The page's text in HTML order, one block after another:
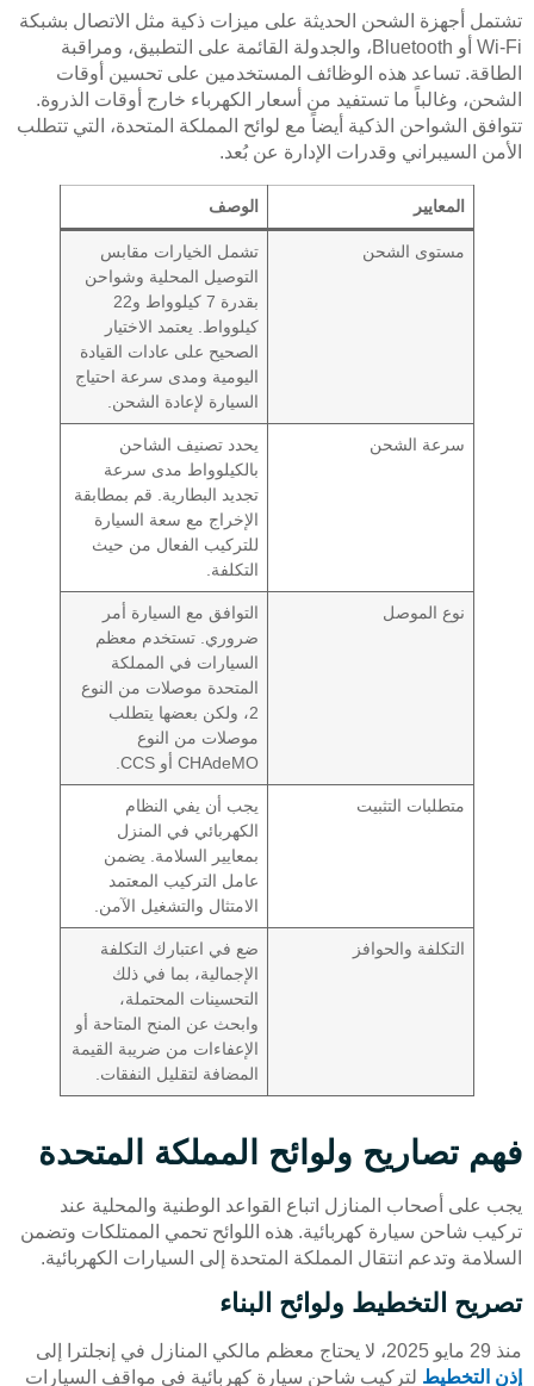
تشتمل أجهزة الشحن الحديثة على ميزات ذكية مثل الاتصال بشبكة
Wi-Fi أو Bluetooth، والجدولة القائمة على التطبيق، ومراقبة
الطاقة. تساعد هذه الوظائف المستخدمين على تحسين أوقات
الشحن، وغالباً ما تستفيد من أسعار الكهرباء خارج أوقات الذروة.
تتوافق الشواحن الذكية أيضاً مع لوائح المملكة المتحدة، التي تتطلب
الأمن السيبراني وقدرات الإدارة عن بُعد.
المعايير الوصف
مستوى الشحن
تشمل الخيارات مقابس
التوصيل المحلية وشواحن
بقدرة 7 كيلوواط و22
كيلوواط. يعتمد الاختيار
الصحيح على عادات القيادة
اليومية ومدى سرعة احتياج
السيارة لإعادة الشحن.
سرعة الشحن
يحدد تصنيف الشاحن
بالكيلوواط مدى سرعة
تجديد البطارية. قم بمطابقة
الإخراج مع سعة السيارة
للتركيب الفعال من حيث
التكلفة.
نوع الموصل
التوافق مع السيارة أمر
ضروري. تستخدم معظم
السيارات في المملكة
المتحدة موصلات من النوع
2، ولكن بعضها يتطلب
موصلات من النوع
CHAdeMO أو CCS.
متطلبات التثبيت
يجب أن يفي النظام
الكهربائي في المنزل
بمعايير السلامة. يضمن
عامل التركيب المعتمد
الامتثال والتشغيل الآمن.
التكلفة والحوافز
ضع في اعتبارك التكلفة
الإجمالية، بما في ذلك
التحسينات المحتملة،
وابحث عن المنح المتاحة أو
الإعفاءات من ضريبة القيمة
المضافة لتقليل النفقات.
فهم تصاريح ولوائح المملكة المتحدة
يجب على أصحاب المنازل اتباع القواعد الوطنية والمحلية عند
تركيب شاحن سيارة كهربائية. هذه اللوائح تحمي الممتلكات وتضمن
السلامة وتدعم انتقال المملكة المتحدة إلى السيارات الكهربائية.
تصريح التخطيط ولوائح البناء
منذ 29 مايو 2025، لا يحتاج معظم مالكي المنازل في إنجلترا إلى
إذن التخطيط لتركيب شاحن سيارة كهربائية في مواقف السيارات